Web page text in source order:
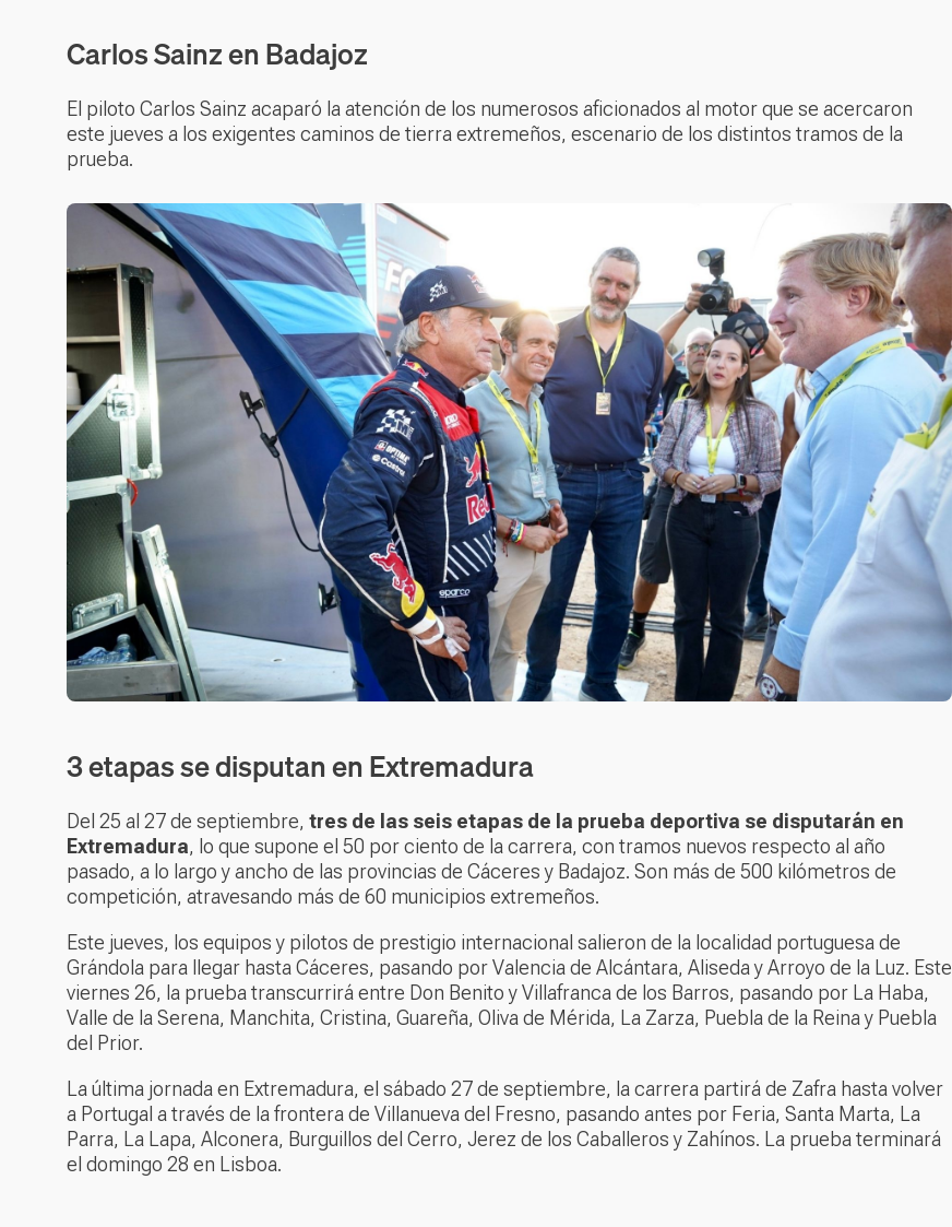
Carlos Sainz en Badajoz
El piloto Carlos Sainz acaparó la atención de los numerosos aficionados al motor que se acercaron
este jueves a los exigentes caminos de tierra extremeños, escenario de los distintos tramos de la
prueba.
3 etapas se disputan en Extremadura
Del 25 al 27 de septiembre, tres de las seis etapas de la prueba deportiva se disputarán en
Extremadura, lo que supone el 50 por ciento de la carrera, con tramos nuevos respecto al año
pasado, a lo largo y ancho de las provincias de Cáceres y Badajoz. Son más de 500 kilómetros de
competición, atravesando más de 60 municipios extremeños.
Este jueves, los equipos y pilotos de prestigio internacional salieron de la localidad portuguesa de
Grándola para llegar hasta Cáceres, pasando por Valencia de Alcántara, Aliseda y Arroyo de la Luz. Este
viernes 26, la prueba transcurrirá entre Don Benito y Villafranca de los Barros, pasando por La Haba,
Valle de la Serena, Manchita, Cristina, Guareña, Oliva de Mérida, La Zarza, Puebla de la Reina y Puebla
del Prior.
La última jornada en Extremadura, el sábado 27 de septiembre, la carrera partirá de Zafra hasta volver
a Portugal a través de la frontera de Villanueva del Fresno, pasando antes por Feria, Santa Marta, La
Parra, La Lapa, Alconera, Burguillos del Cerro, Jerez de los Caballeros y Zahínos. La prueba terminará
el domingo 28 en Lisboa.